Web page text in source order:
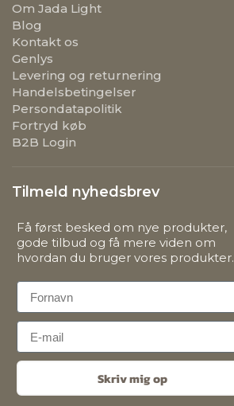
Om Jada Light
Blog
Kontakt os
Genlys
Levering og returnering
Handelsbetingelser
Persondatapolitik
Fortryd køb
B2B Login
Tilmeld nyhedsbrev
Få først besked om nye produkter,
gode tilbud og få mere viden om
hvordan du bruger vores produkter.
First Name
Email
Skriv mig op